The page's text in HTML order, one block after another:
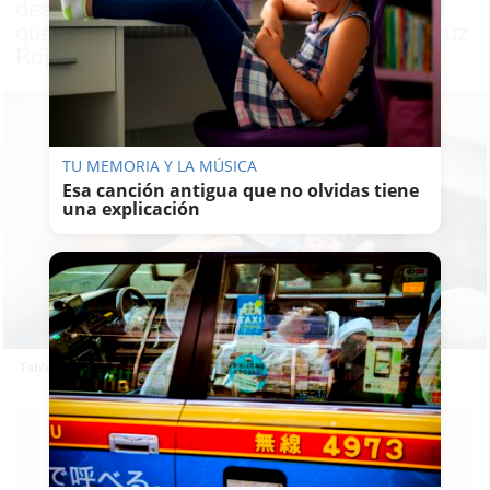
desarrollar sesiones de capacitación digital
que se impartirán con la colaboración de Cruz
Roja
Tablet utilizadas por personas mayores en una foto de archivo.
LAVOZDELSUR.ES
25/01/2022
TU MEMORIA Y LA MÚSICA
Esa canción antigua que no olvidas tiene
una explicación